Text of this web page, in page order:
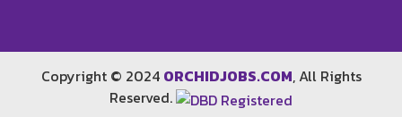
Copyright © 2024 ORCHIDJOBS.COM, All Rights
Reserved.